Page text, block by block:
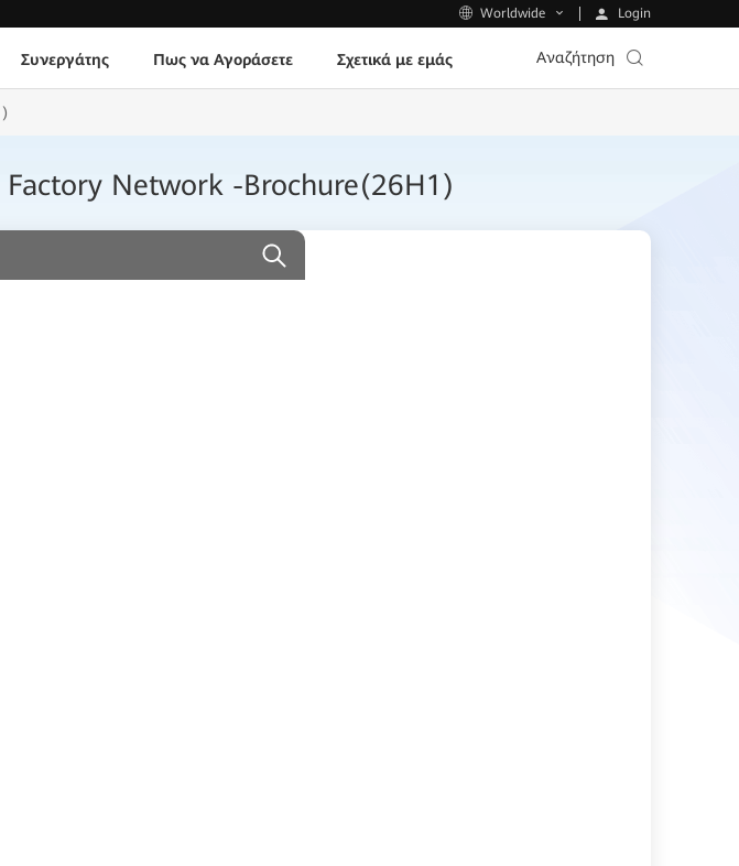
Worldwide Login
Συνεργάτης Πως να Αγοράσετε Σχετικά με εμάς Αναζήτηση
Network -Brochure(26H1)